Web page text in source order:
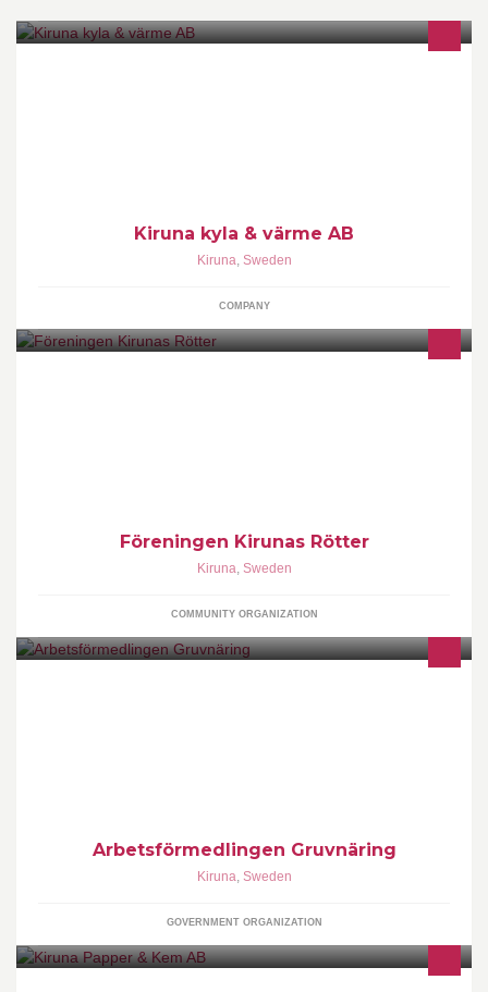
Kiruna kyla & värme AB
Kiruna, Sweden
COMPANY
Föreningen Kirunas Rötter
Kiruna, Sweden
COMMUNITY ORGANIZATION
Arbetsförmedlingen Gruvnäring
Kiruna, Sweden
GOVERNMENT ORGANIZATION